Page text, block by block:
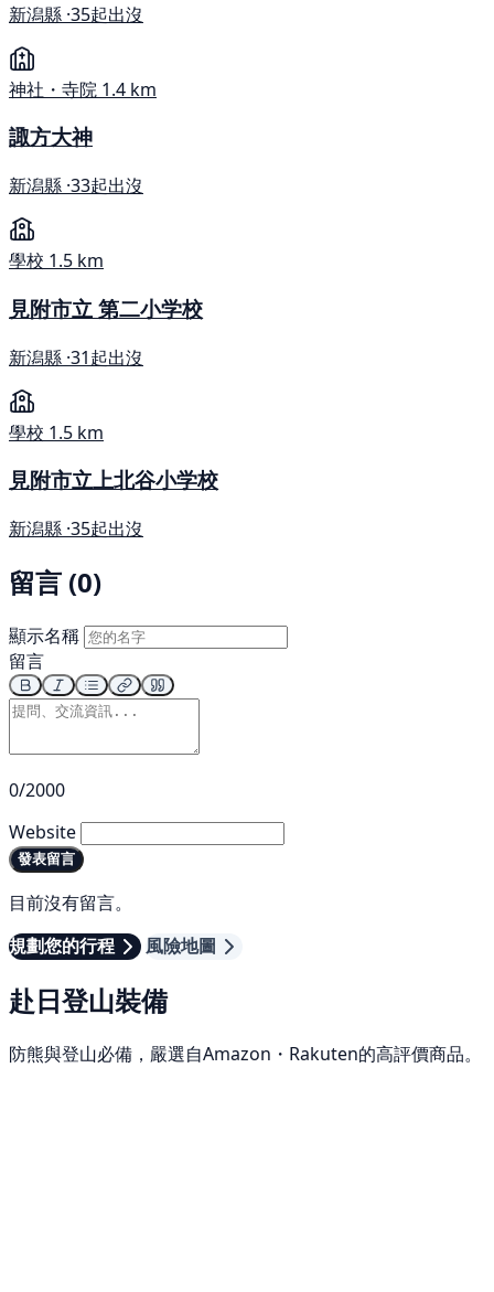
新潟縣 ·35起出沒
神社・寺院 1.4 km
諏方大神
新潟縣 ·33起出沒
學校 1.5 km
見附市立 第二小学校
新潟縣 ·31起出沒
學校 1.5 km
見附市立上北谷小学校
新潟縣 ·35起出沒
留言 (0)
顯示名稱
留言
0/2000
Website
發表留言
目前沒有留言。
規劃您的行程
風險地圖
赴日登山裝備
防熊與登山必備，嚴選自Amazon・Rakuten的高評價商品。